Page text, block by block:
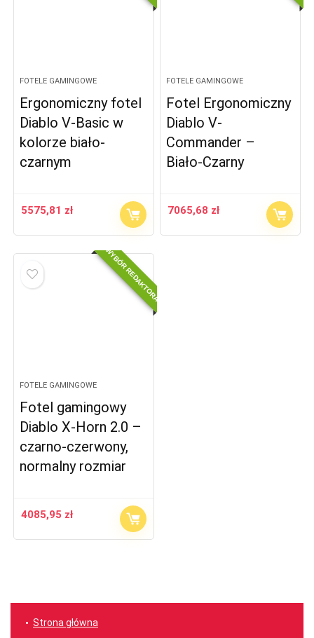
FOTELE GAMINGOWE
Ergonomiczny fotel
Diablo V-Basic w
kolorze biało-
czarnym
5575,81 zł
FOTELE GAMINGOWE
Fotel Ergonomiczny
Diablo V-
Commander –
Biało-Czarny
7065,68 zł
WYBÓR REDAKTORA
FOTELE GAMINGOWE
Fotel gamingowy
Diablo X-Horn 2.0 –
czarno-czerwony,
normalny rozmiar
4085,95 zł
Strona główna